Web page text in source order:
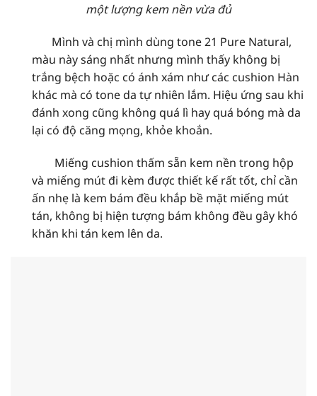
một lượng kem nền vừa đủ
Mình và chị mình dùng tone 21 Pure Natural,
màu này sáng nhất nhưng mình thấy không bị
trắng bệch hoặc có ánh xám như các cushion Hàn
khác mà có tone da tự nhiên lắm. Hiệu ứng sau khi
đánh xong cũng không quá lì hay quá bóng mà da
lại có độ căng mọng, khỏe khoắn.
Miếng cushion thấm sẵn kem nền trong hộp
và miếng mút đi kèm được thiết kế rất tốt, chỉ cần
ấn nhẹ là kem bám đều khắp bề mặt miếng mút
tán, không bị hiện tượng bám không đều gây khó
khăn khi tán kem lên da.